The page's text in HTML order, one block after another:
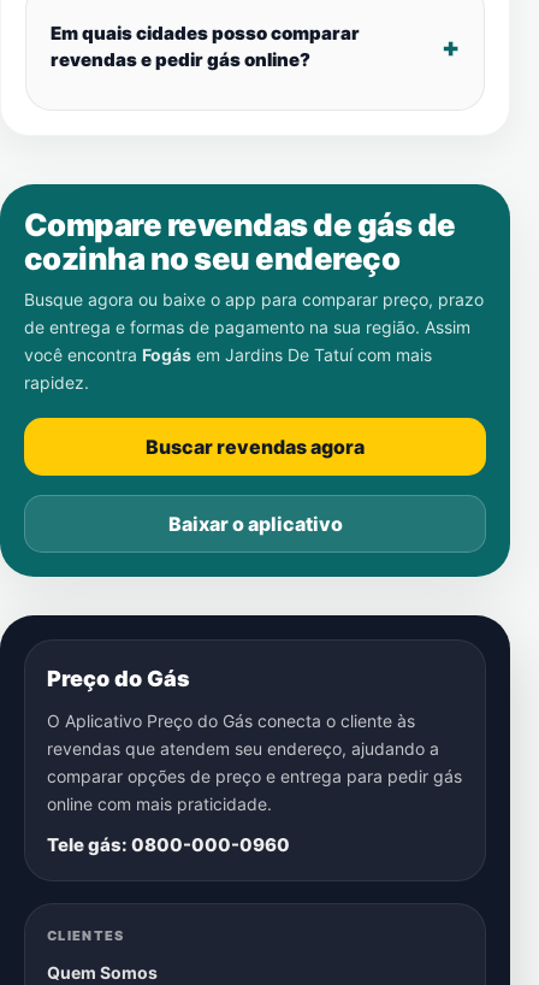
Em quais cidades posso comparar
revendas e pedir gás online?
Compare revendas de gás de
cozinha no seu endereço
Busque agora ou baixe o app para comparar preço, prazo
de entrega e formas de pagamento na sua região. Assim
você encontra Fogás em Jardins De Tatuícom mais
rapidez.
Buscar revendas agora
Baixar o aplicativo
Preço do Gás
O Aplicativo Preço do Gás conecta o cliente às
revendas que atendem seu endereço, ajudando a
comparar opções de preço e entrega para pedir gás
online com mais praticidade.
Tele gás: 0800-000-0960
CLIENTES
Quem Somos